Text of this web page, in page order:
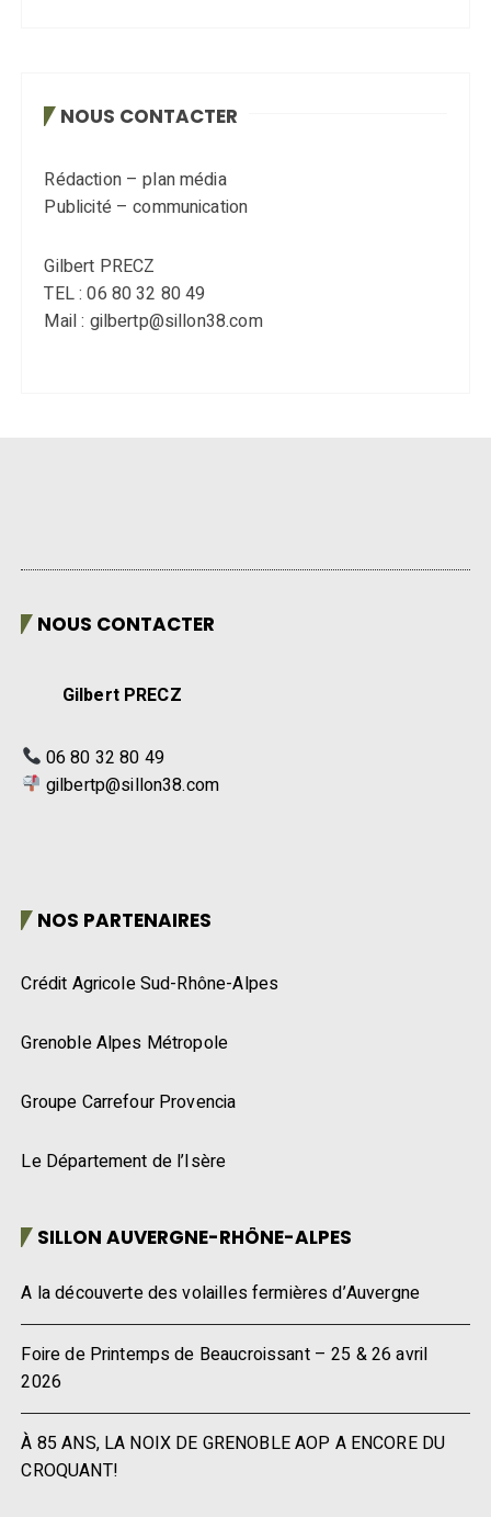
NOUS CONTACTER
Rédaction – plan média
Publicité – communication
Gilbert PRECZ
TEL : 06 80 32 80 49
Mail : gilbertp@sillon38.com
NOUS CONTACTER
Gilbert PRECZ
06 80 32 80 49
gilbertp@sillon38.com
NOS PARTENAIRES
Crédit Agricole Sud-Rhône-Alpes
Grenoble Alpes Métropole
Groupe Carrefour Provencia
Le Département de l’Isère
SILLON AUVERGNE-RHÔNE-ALPES
A la découverte des volailles fermières d’Auvergne
Foire de Printemps de Beaucroissant – 25 & 26 avril
2026
À 85 ANS, LA NOIX DE GRENOBLE AOP A ENCORE DU
CROQUANT!